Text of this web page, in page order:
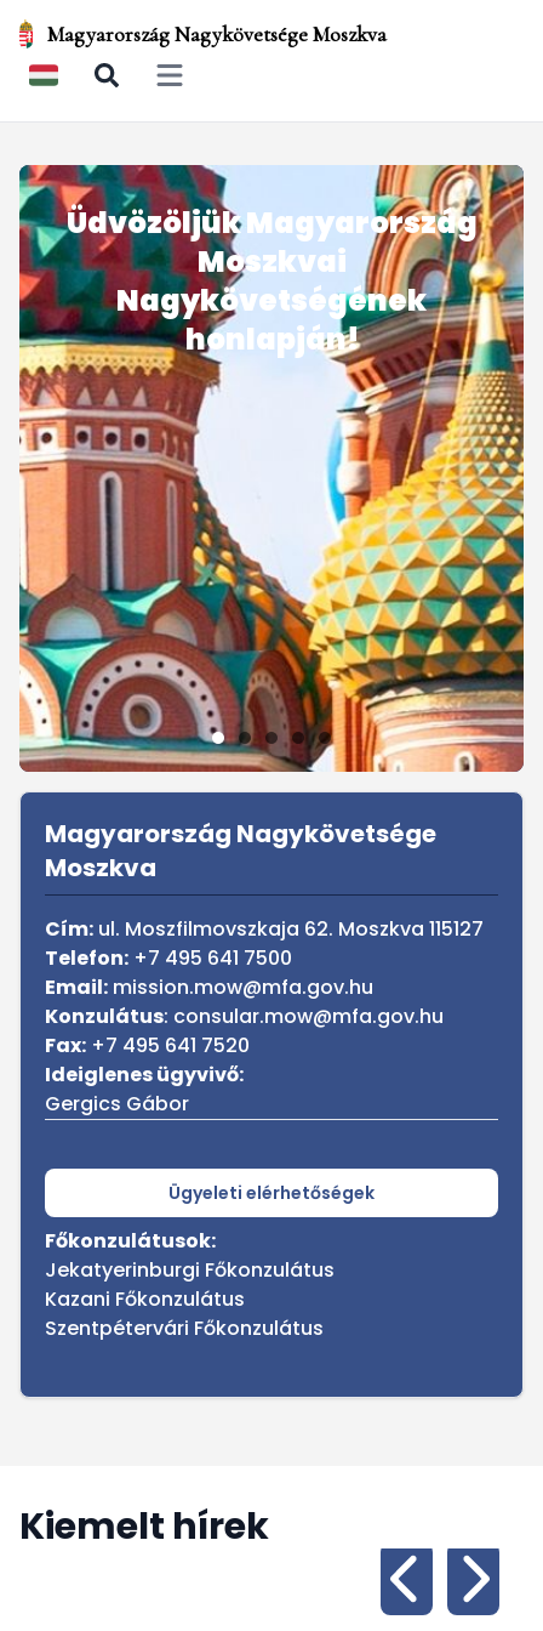
Magyarország Nagykövetsége Moszkva
Open main menu
Üdvözöljük Magyarország
Moszkvai
Nagykövetségének
honlapján!
Sidebar
Magyarország Nagykövetsége
Moszkva
Cím: ul. Moszfilmovszkaja 62. Moszkva 115127
Telefon: +7 495 641 7500
Email: mission.mow@mfa.gov.hu
Konzulátus: consular.mow@mfa.gov.hu
Fax: +7 495 641 7520
Ideiglenes ügyvivő:
Gergics Gábor
Ügyeleti elérhetőségek
Főkonzulátusok:
Jekatyerinburgi Főkonzulátus
Kazani Főkonzulátus
Szentpétervári Főkonzulátus
Kiemelt hírek